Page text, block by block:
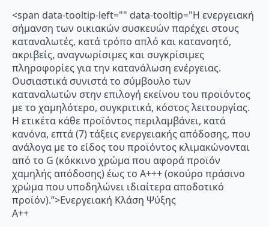
<span data-tooltip-left="" data-tooltip="Η ενεργειακή
σήμανση των οικιακών συσκευών παρέχει στους
καταναλωτές, κατά τρόπο απλό και κατανοητό,
ακριβείς, αναγνωρίσιμες και συγκρίσιμες
πληροφορίες για την κατανάλωση ενέργειας.
Ουσιαστικά συνιστά το σύμβουλο των
καταναλωτών στην επιλογή εκείνου του προϊόντος
με το χαμηλότερο, συγκριτικά, κόστος λειτουργίας.
Η ετικέτα κάθε προϊόντος περιλαμβάνει, κατά
κανόνα, επτά (7) τάξεις ενεργειακής απόδοσης, που
ανάλογα με το είδος του προϊόντος κλιμακώνονται
από το G (κόκκινο χρώμα που αφορά προϊόν
χαμηλής απόδοσης) έως το Α+++ (σκούρο πράσινο
χρώμα που υποδηλώνει ιδιαίτερα αποδοτικό
προϊόν).”>Ενεργειακή Κλάση Ψύξης
A++